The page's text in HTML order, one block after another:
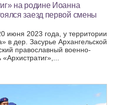
на родине Иоанна
заезд первой смены
июня 2023 года, у территории
в дер. Засурье Архангельской
православный военно-